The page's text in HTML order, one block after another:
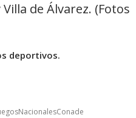
de Álvarez. (Fotos
deportivos.